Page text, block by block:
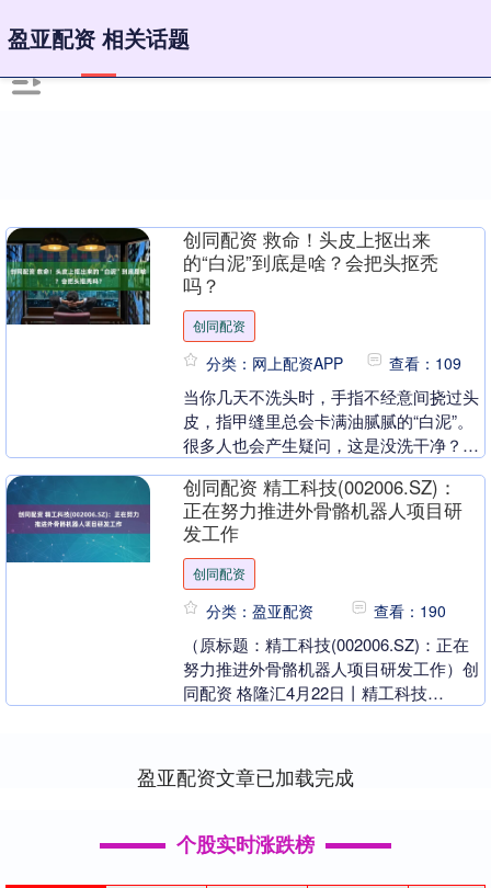
盈亚配资 相关话题
创同配资 救命！头皮上抠出来
的“白泥”到底是啥？会把头抠秃
吗？
创同配资
分类：网上配资APP 查看：109
当你几天不洗头时，手指不经意间挠过头
皮，指甲缝里总会卡满油腻腻的“白泥”。
很多人也会产生疑问，这是没洗干净？还
非简单的污....
创同配资 精工科技(002006.SZ)：
正在努力推进外骨骼机器人项目研
发工作
创同配资
分类：盈亚配资 查看：190
（原标题：精工科技(002006.SZ)：正在
努力推进外骨骼机器人项目研发工作）创
同配资 格隆汇4月22日丨精工科技
盈亚配资文章已加载完成
个股实时涨跌榜